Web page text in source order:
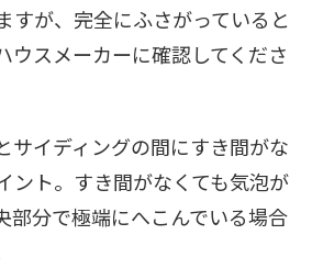
すが、完全にふさがっていると
ウスメーカーに確認してくださ
サイディングの間にすき間がな
ント。すき間がなくても気泡が
部分で極端にへこんでいる場合